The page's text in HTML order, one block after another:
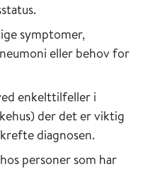
symptomer,
eller behov for
enkelttilfeller i
der det er viktig
diagnosen.
personer som har